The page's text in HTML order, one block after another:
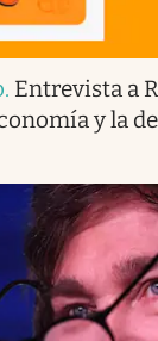
. Entrevista a
y la